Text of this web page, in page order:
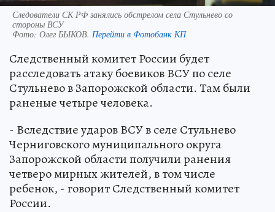
Следователи СК РФ занялись обстрелом села Стульнево со
стороны ВСУ
Фото: Олег БЫКОВ. Перейти в Фотобанк КП
Следственный комитет России будет
расследовать атаку боевиков ВСУ по селе
Стульнево в Запорожской области. Там были
раненые четыре человека.
- Вследствие ударов ВСУ в селе Стульнево
Черниговского муниципального округа
Запорожской области получили ранения
четверо мирных жителей, в том числе
ребенок, - говорит Следственный комитет
России.